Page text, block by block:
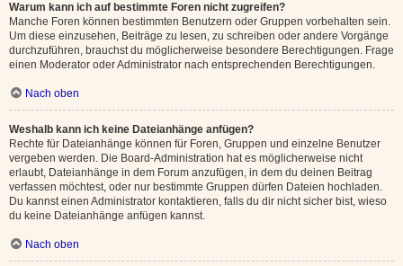
Warum kann ich auf bestimmte Foren nicht zugreifen?
Manche Foren können bestimmten Benutzern oder Gruppen vorbehalten sein.
Um diese einzusehen, Beiträge zu lesen, zu schreiben oder andere Vorgänge
durchzuführen, brauchst du möglicherweise besondere Berechtigungen. Frage
einen Moderator oder Administrator nach entsprechenden Berechtigungen.
Nach oben
Weshalb kann ich keine Dateianhänge anfügen?
Rechte für Dateianhänge können für Foren, Gruppen und einzelne Benutzer
vergeben werden. Die Board-Administration hat es möglicherweise nicht
erlaubt, Dateianhänge in dem Forum anzufügen, in dem du deinen Beitrag
verfassen möchtest, oder nur bestimmte Gruppen dürfen Dateien hochladen.
Du kannst einen Administrator kontaktieren, falls du dir nicht sicher bist, wieso
du keine Dateianhänge anfügen kannst.
Nach oben